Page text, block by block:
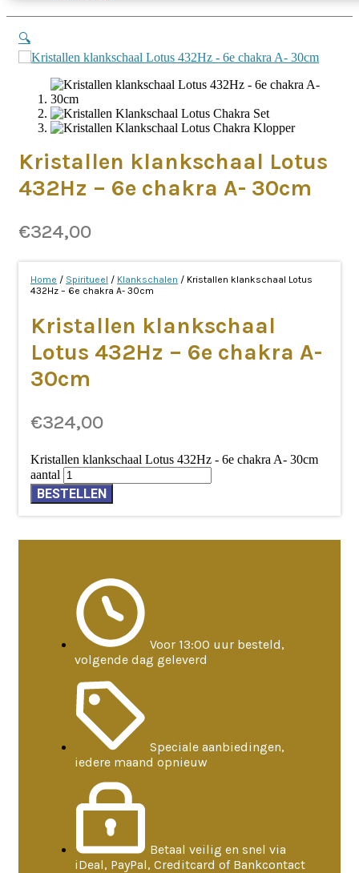
🔍
Kristallen klankschaal Lotus
432Hz – 6e chakra A- 30cm
€324,00
Home / Spiritueel / Klankschalen / Kristallen klankschaal Lotus
432Hz – 6e chakra A- 30cm
Kristallen klankschaal
Lotus 432Hz – 6e chakra A-
30cm
€324,00
Kristallen klankschaal Lotus 432Hz - 6e chakra A- 30cm
aantal
BESTELLEN
Voor 13:00 uur besteld,
volgende dag geleverd
Speciale aanbiedingen,
iedere maand opnieuw
Betaal veilig en snel via
iDeal, PayPal, Creditcard of Bankcontact